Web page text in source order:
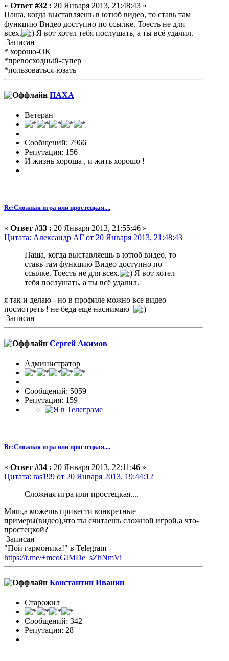
« Ответ #32 : 20 Января 2013, 21:48:43 »
Паша, когда выставляешь в ютюб видео, то ставь там
функцию Видео доступно по ссылке. Тоесть не для
всех.
Я вот хотел тебя послушать, а ты всё удалил.
Записан
* хорошо-ОК
*превосходный-супер
*пользоваться-юзать
ПАХА
Ветеран
Сообщений: 7966
Репутация: 156
И жизнь хороша , и жить хорошо !
Re:Сложная игра или простецкая....
« Ответ #33 : 20 Января 2013, 21:55:46 »
Цитата: Александр АГ от 20 Января 2013, 21:48:43
Паша, когда выставляешь в ютюб видео, то
ставь там функцию Видео доступно по
ссылке. Тоесть не для всех.
Я вот хотел
тебя послушать, а ты всё удалил.
я так и делаю - но в профиле можно все видео
посмотреть ! не беда ещё наснимаю
Записан
Сергей Акимов
Администратор
Сообщений: 5059
Репутация: 159
Re:Сложная игра или простецкая....
« Ответ #34 : 20 Января 2013, 22:11:46 »
Цитата: ras199 от 20 Января 2013, 19:44:12
Сложная игра или простецкая....
Миш,а можешь привести конкретные
примеры(видео),что ты считаешь сложной игрой,а что-
простецкой?
Записан
"Пой гармоника!" в Telegram -
https://t.me/+mcoGIMDe_sZhNmVi
Константин Иванин
Старожил
Сообщений: 342
Репутация: 28